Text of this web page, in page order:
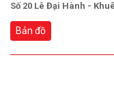
Số 20 Lê Đại Hành -
Bản đồ